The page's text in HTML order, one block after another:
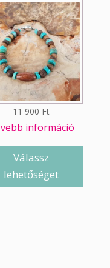
11 900 Ft
információ
Válassz
lehetőséget